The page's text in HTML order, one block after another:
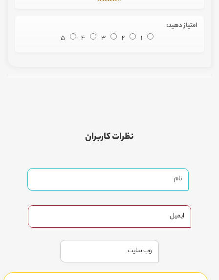
امتیاز دهید:
1
2
3
4
5
نظرات کاربران